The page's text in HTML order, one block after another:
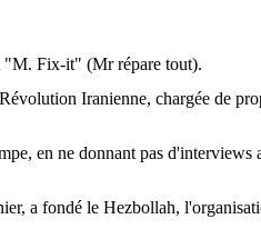
"M. Fix-it" (Mr répare tout).
Iranienne, chargée de
en ne donnant pas
a fondé le Hezbollah,